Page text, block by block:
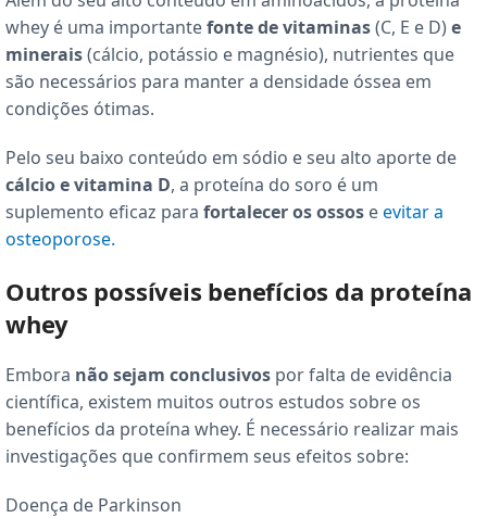
whey é uma importantefonte de vitaminas(C, E e D)e
minerais(cálcio, potássio e magnésio), nutrientes que
são necessários para manter a densidade óssea em
condições ótimas.
Pelo seu baixo conteúdo em sódio e seu alto aporte de
cálcio e vitamina D, a proteína do soro é um
suplemento eficaz para fortalecer os ossos eevitar a
osteoporose.
Outros possíveis benefícios da proteína
whey
Embora não sejam conclusivos por falta de evidência
científica, existem muitos outros estudos sobre os
benefícios da proteína whey. É necessário realizar mais
investigações que confirmem seus efeitos sobre:
Doença de Parkinson